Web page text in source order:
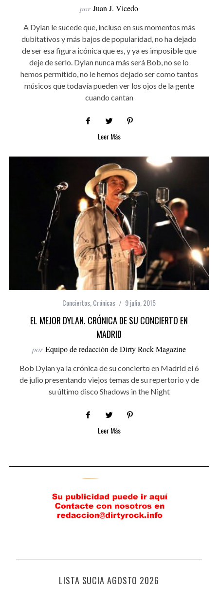
por Juan J. Vicedo
A Dylan le sucede que, incluso en sus momentos más
dubitativos y más bajos de popularidad, no ha dejado
de ser esa figura icónica que es, y ya es imposible que
deje de serlo. Dylan nunca más será Bob, no se lo
hemos permitido, no le hemos dejado ser como tantos
músicos que todavía pueden ver los ojos de la gente
cuando cantan
Leer Más
Conciertos Crónicas 9 julio, 2015
EL MEJOR DYLAN. CRÓNICA DE SU CONCIERTO EN
MADRID
por Equipo de redacción de Dirty Rock Magazine
Bob Dylan ya la crónica de su concierto en Madrid el 6
de julio presentando viejos temas de su repertorio y de
su último disco Shadows in the Night
Leer Más
LISTA SUCIA AGOSTO 2026